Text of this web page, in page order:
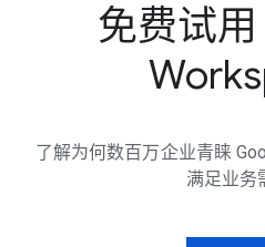
免费试
了解为何数百万企业青睐
满足业务